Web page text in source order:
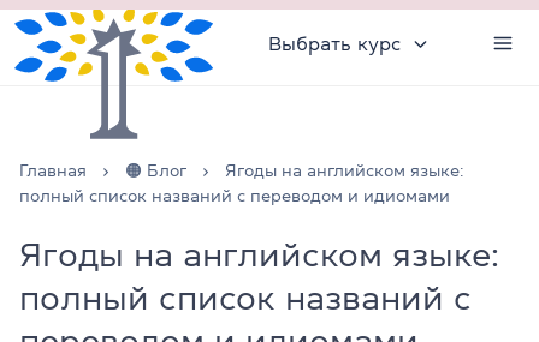
Выбрать курс
Главная 🟠 Блог
Ягоды на английском языке:
полный список названий с переводом и идиомами
Ягоды на английском языке:
полный список названий с